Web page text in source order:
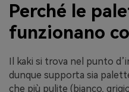
Perché le
funzionano
Il kaki si trova nel punto
dunque supporta sia
che più pulite (bianco,